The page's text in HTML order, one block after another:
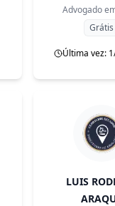
Advogado
Grátis
Última vez:
LUIS